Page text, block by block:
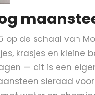
de schaal van
krasjes en kleine
— dit is een
sieraad